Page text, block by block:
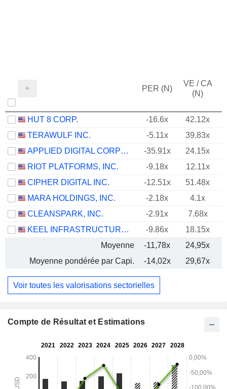
PER (N)
VE / CA
(N)
HUT 8 CORP. -16.6x 42.12x
TERAWULF INC.
-5.11x 39.83x
APPLIED DIGITAL CORPORATION
-35.91x 24.15x
RIOT PLATFORMS, INC.
-9.18x 12.11x
CIPHER DIGITAL INC.
-12.51x 51.48x
MARA HOLDINGS, INC.
-2.18x
4.1x
CLEANSPARK, INC.
-2.91x
7.68x
KEEL INFRASTRUCTURE CORP.
-9.86x 18.15x
Moyenne
-11,78x 24,95x
Moyenne pondérée par Capi.
-14,02x 29,67x
Voir toutes les valorisations sectorielles
Compte de Résultat et Estimations